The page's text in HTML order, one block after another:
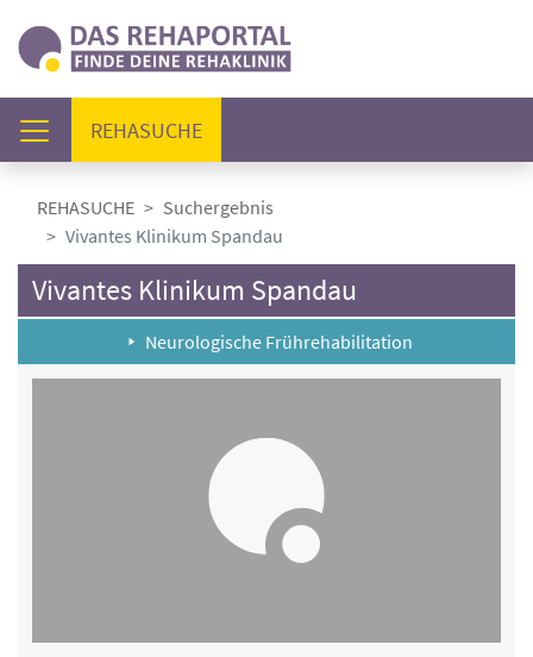
REHASUCHE(AKTUELL)
REHASUCHE
Suchergebnis
Vivantes Klinikum Spandau
Vivantes Klinikum Spandau
Neurologische Frührehabilitation